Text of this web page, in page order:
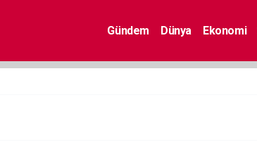
Gündem Dünya Ekonomi